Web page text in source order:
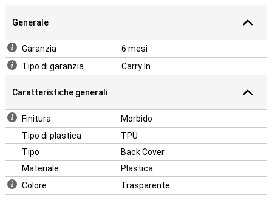
Generale
Garanzia
6 mesi
Tipo di garanzia
Carry In
Caratteristiche generali
Finitura
Morbido
Tipo di plastica
TPU
Tipo
Back Cover
Materiale
Plastica
Colore
Trasparente